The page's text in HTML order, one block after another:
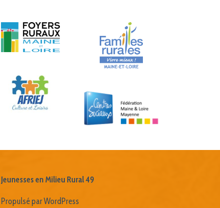
Jeunesses en Milieu Rural 49
Propulsé par WordPress